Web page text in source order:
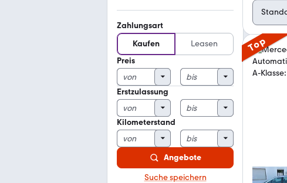
Zahlungsart
Kaufen
Leasen
Preis
Erstzulassung
Kilometerstand
Angebote
Suche speichern
Top